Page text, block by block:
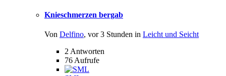
Knieschmerzen bergab
Von Delfino, vor 3 Stunden in Leicht und Seicht
2 Antworten
76 Aufrufe